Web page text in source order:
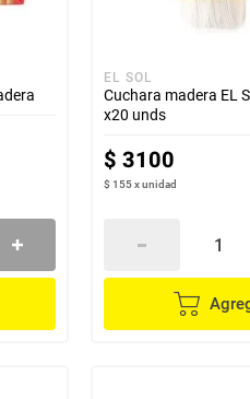
EL SOL
Cuchara madera EL
x20 unds
$ 3100
$ 155xunidad